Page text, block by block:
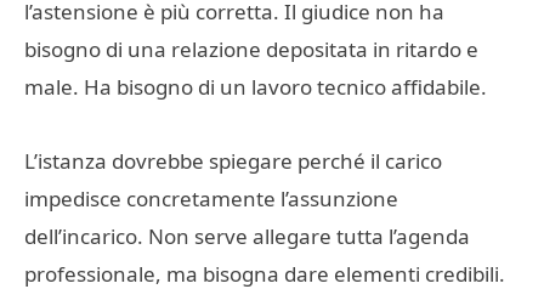
l’astensione è più corretta. Il giudice non ha
bisogno di una relazione depositata in ritardo e
male. Ha bisogno di un lavoro tecnico affidabile.
L’istanza dovrebbe spiegare perché il carico
impedisce concretamente l’assunzione
dell’incarico. Non serve allegare tutta l’agenda
professionale, ma bisogna dare elementi credibili.